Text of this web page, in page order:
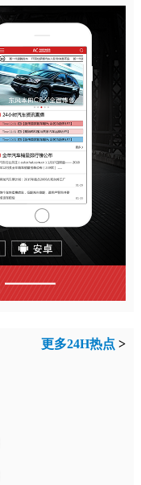
更多24H热点 >